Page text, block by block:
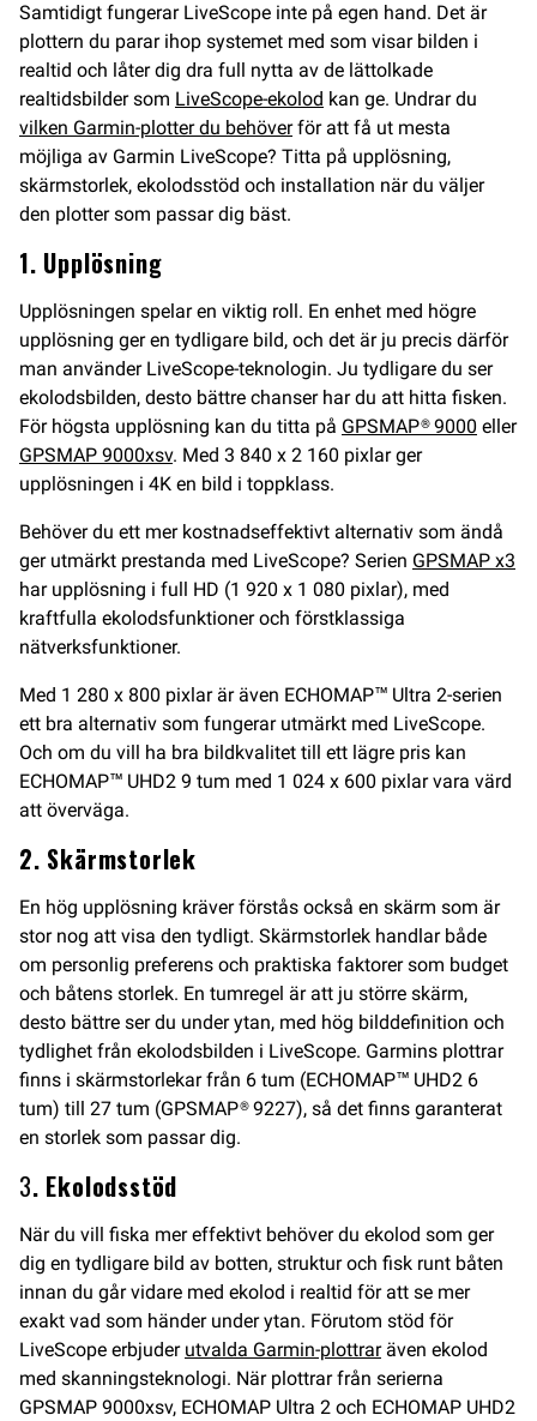
Samtidigt fungerar LiveScope inte på egen hand. Det är
plottern du parar ihop systemet med som visar bilden i
realtid och låter dig dra full nytta av de lättolkade
realtidsbilder som LiveScope-ekolod kan ge. Undrar du
vilken Garmin-plotter du behöverför att få ut mesta
möjliga av Garmin LiveScope? Titta på upplösning,
skärmstorlek, ekolodsstöd och installation när du väljer
den plotter som passar dig bäst.
1. Upplösning
Upplösningen spelar en viktig roll. En enhet med högre
upplösning ger en tydligare bild, och det är ju precis därför
man använder LiveScope-teknologin. Ju tydligare du ser
ekolodsbilden, desto bättre chanser har du att hitta fisken.
För högsta upplösning kan du titta på GPSMAP® 9000 eller
GPSMAP 9000xsv. Med 3 840 x 2 160 pixlar ger
upplösningen i 4K en bild i toppklass.
Behöver du ett mer kostnadseffektivt alternativ som ändå
ger utmärkt prestanda med LiveScope? Serien GPSMAP x3
har upplösning i full HD (1 920 x 1 080 pixlar), med
kraftfulla ekolodsfunktioner och förstklassiga
nätverksfunktioner.
Med 1 280 x 800 pixlar är även ECHOMAP™ Ultra 2-serien
ett bra alternativ som fungerar utmärkt med LiveScope.
Och om du vill ha bra bildkvalitet till ett lägre pris kan
ECHOMAP™ UHD2 9 tum med 1 024 x 600 pixlar vara värd
att överväga.
2. Skärmstorlek
En hög upplösning kräver förstås också en skärm som är
stor nog att visa den tydligt. Skärmstorlek handlar både
om personlig preferens och praktiska faktorer som budget
och båtens storlek. En tumregel är att ju större skärm,
desto bättre ser du under ytan, med hög bilddefinition och
tydlighet från ekolodsbilden i LiveScope. Garmins plottrar
finns i skärmstorlekar från 6 tum (ECHOMAP™ UHD2 6
tum) till 27 tum (GPSMAP® 9227), så det finns garanterat
en storlek som passar dig.
3. Ekolodsstöd
När du vill fiska mer effektivt behöver du ekolod som ger
dig en tydligare bild av botten, struktur och fisk runt båten
innan du går vidare med ekolod i realtid för att se mer
exakt vad som händer under ytan. Förutom stöd för
LiveScope erbjuder utvalda Garmin-plottraräven ekolod
med skanningsteknologi. När plottrar från serierna
GPSMAP 9000xsv, ECHOMAP Ultra 2 och ECHOMAP UHD2